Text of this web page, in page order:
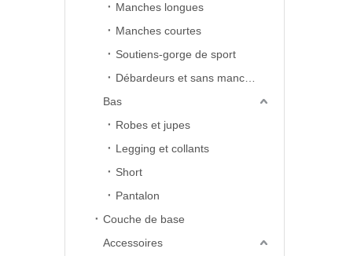
Manches longues
Manches courtes
Soutiens-gorge de sport
Bas
Robes et jupes
Legging et collants
Short
Pantalon
Couche de base
Accessoires